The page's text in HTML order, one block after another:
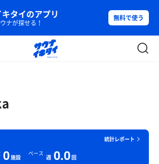
タイのアプリ
ナが探せる！
無料で使う
統計レポート
0施設
ペース
週 0.0回